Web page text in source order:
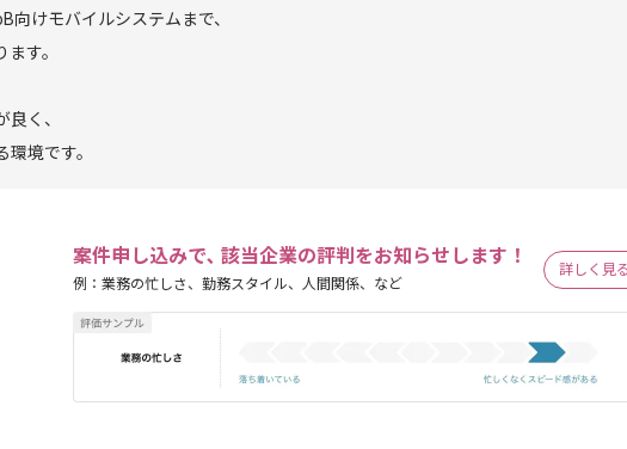
向けモバイルシステムまで、
す。
く、
境です。
案件申し込みで､ 該当企業の評判をお知らせします！
例：業務の忙しさ、勤務スタイル、人間関係、など
詳しく見る